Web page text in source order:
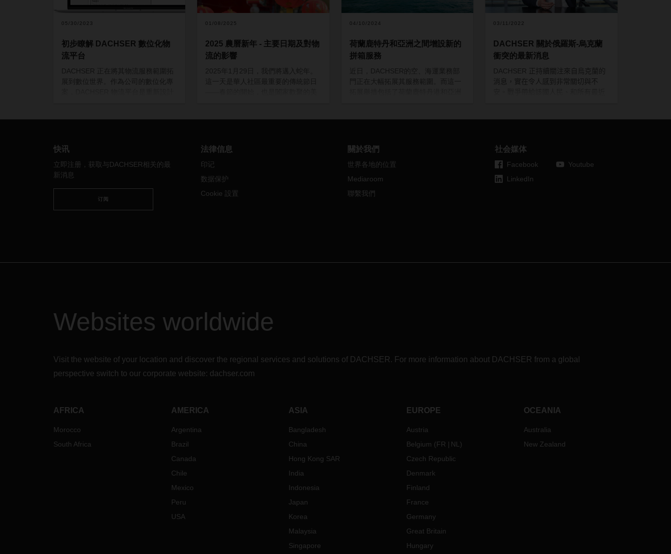
05/30/2023
初步瞭解 DACHSER 數位化物
流平台
DACHSER 正在將其物流服務範圍拓
展到數位世界。作為公司的數位化專
01/08/2025
2025 農曆新年 - 主要日期及對物
流的影響
2025年1月29日，我們將邁入蛇年。
這一天是華人社區最重要的傳統節日
節假日期間，大多數企業和工廠都會
特別提醒您 DACHSER 亞太地區各分
支機搆的農曆新年假期安排，以及由
此可能對您業務產生的影響。
月，有些甚至更長。
應商的企業可能會在節前增加庫存
儲備。這將導致節前的貨運量激
響？
施來幫助我們共同降低由假期產生的
理安排庫存，並管理好雙方的預期
與我們共同討論您的業務計畫，並
提供準確的長期裝運預測。這將説
提前訂艙，並留意相關截止日期
海運：建議在假期開始前 4-6 周訂
04/10/2024
荷蘭鹿特丹和亞洲之間增設新的
拼箱服務
近日，DACHSER的空、海運業務部
門正在大幅拓展其服務範圍。而這一
03/11/2022
DACHSER 關於俄羅斯-烏克蘭
衝突的最新消息
DACHSER 正持續關注來自烏克蘭的
消息，實在令人感到非常關切與不
快讯
立即注册，获取与DACHSER相关的最
新消息
订阅
法律信息
印记
数据保护
Cookie 設置
關於我們
世界各地的位置
Mediaroom
聯繫我們
社会媒体
Facebook
LinkedIn
Youtube
Websites worldwide
Visit the website of your location and discover the regional services and solutions of DACHSER. For more information about DACHSER from a global
perspective switch to our corporate website: dachser.com
AFRICA
Morocco
South Africa
AMERICA
Argentina
Brazil
Canada
Chile
Mexico
Peru
USA
ASIA
Bangladesh
China
Hong Kong SAR
India
Indonesia
Japan
Korea
Malaysia
Singapore
EUROPE
Austria
Belgium (FR NL )
Czech Republic
Denmark
Finland
France
Germany
Great Britain
Hungary
OCEANIA
Australia
New Zealand